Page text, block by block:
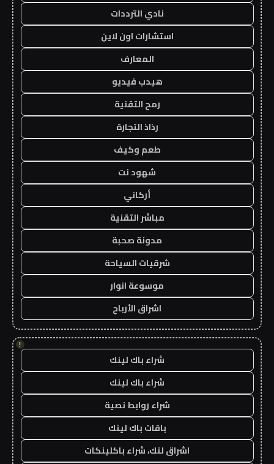
نادي الترددات
استشارات اون لاين
المعارف
هيدب فيديو
رمح التقنية
رذاذ التجارة
طعم وكيف
شهود نت
أركاني
مباشر التقنية
مدونة صحبة
شرقيات السياحة
موسوعة انوار
اشراق الأرباح
!
شراء باك لينك
شراء باك لينك
شراء روابط نصية
باقات باك لينك
اشراق لنك، شراء باكلينكات